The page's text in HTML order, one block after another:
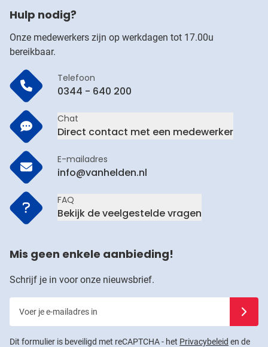
Hulp nodig?
Onze medewerkers zijn op werkdagen tot 17.00u
bereikbaar.
Telefoon
0344 - 640 200
Chat
Direct contact met een medewerker
E-mailadres
info@vanhelden.nl
FAQ
Bekijk de veelgestelde vragen
Mis geen enkele aanbieding!
Schrijf je in voor onze nieuwsbrief.
Dit formulier is beveiligd met reCAPTCHA - het Privacybeleid en de